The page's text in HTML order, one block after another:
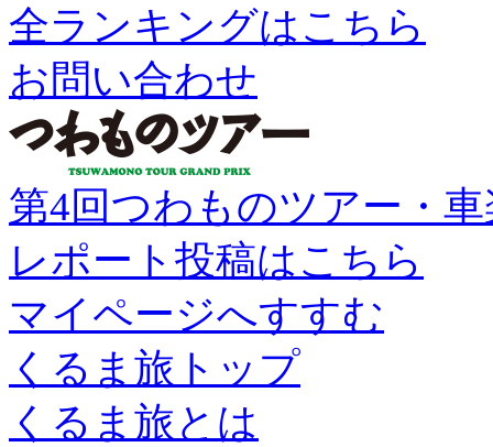
全ランキングはこちら
お問い合わせ
第4回つわものツアー・
レポート投稿はこちら
マイページへすすむ
くるま旅トップ
くるま旅とは